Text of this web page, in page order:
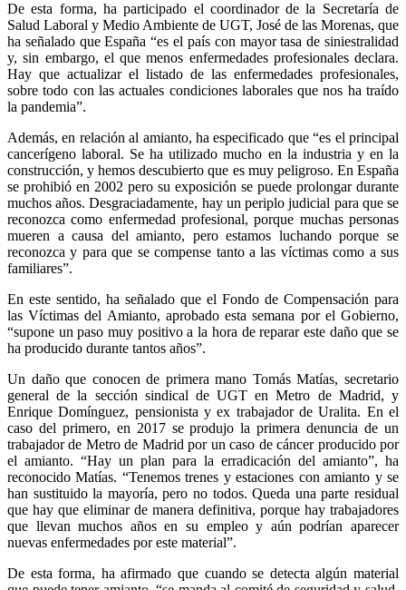
De esta forma, ha participado el coordinador de la Secretaría de
Salud Laboral y Medio Ambiente de UGT, José de las Morenas, que
ha señalado que España “es el país con mayor tasa de siniestralidad
y, sin embargo, el que menos enfermedades profesionales declara.
Hay que actualizar el listado de las enfermedades profesionales,
sobre todo con las actuales condiciones laborales que nos ha traído
la pandemia”.
Además, en relación al amianto, ha especificado que “es el principal
cancerígeno laboral. Se ha utilizado mucho en la industria y en la
construcción, y hemos descubierto que es muy peligroso. En España
se prohibió en 2002 pero su exposición se puede prolongar durante
muchos años. Desgraciadamente, hay un periplo judicial para que se
reconozca como enfermedad profesional, porque muchas personas
mueren a causa del amianto, pero estamos luchando porque se
reconozca y para que se compense tanto a las víctimas como a sus
familiares”.
En este sentido, ha señalado que el Fondo de Compensación para
las Víctimas del Amianto, aprobado esta semana por el Gobierno,
“supone un paso muy positivo a la hora de reparar este daño que se
ha producido durante tantos años”.
Un daño que conocen de primera mano Tomás Matías, secretario
general de la sección sindical de UGT en Metro de Madrid, y
Enrique Domínguez, pensionista y ex trabajador de Uralita. En el
caso del primero, en 2017 se produjo la primera denuncia de un
trabajador de Metro de Madrid por un caso de cáncer producido por
el amianto. “Hay un plan para la erradicación del amianto”, ha
reconocido Matías. “Tenemos trenes y estaciones con amianto y se
han sustituido la mayoría, pero no todos. Queda una parte residual
que hay que eliminar de manera definitiva, porque hay trabajadores
que llevan muchos años en su empleo y aún podrían aparecer
nuevas enfermedades por este material”.
De esta forma, ha afirmado que cuando se detecta algún material